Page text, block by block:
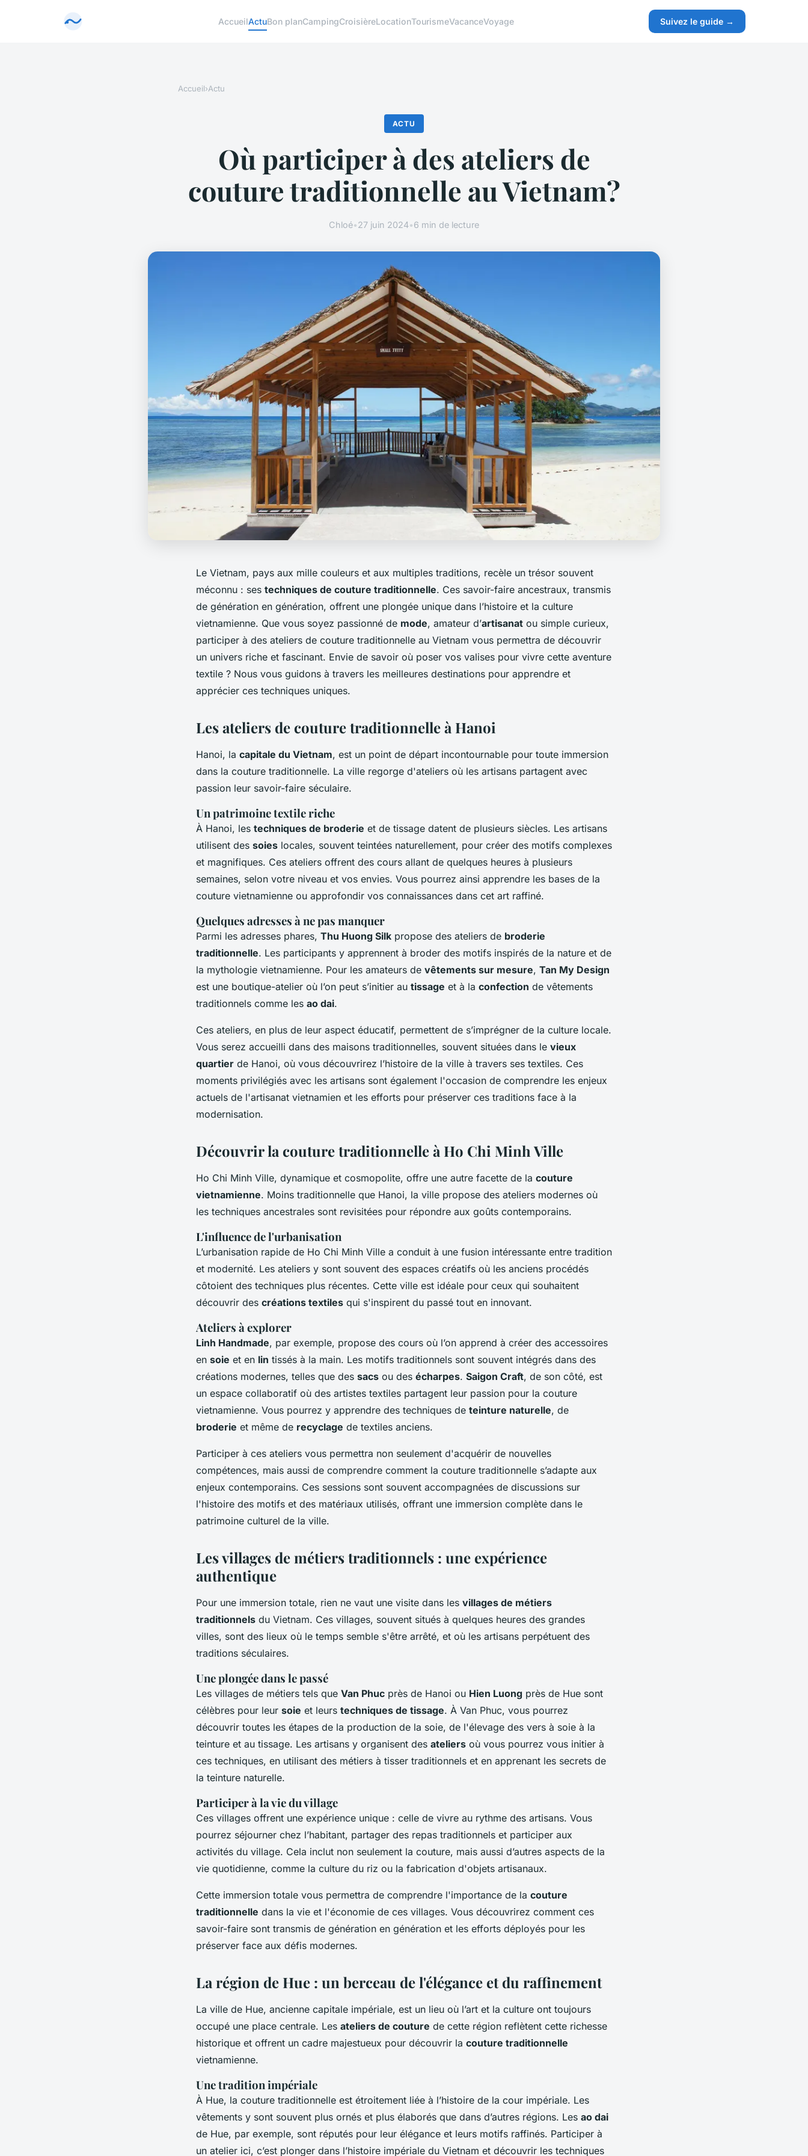
AccueilActuBon planCampingCroisièreLocationTourismeVacanceVoyage Suivez le guide →
Accueil›Actu
ACTU
Où participer à des ateliers de
couture traditionnelle au Vietnam?
Chloé•27 juin 2024•6 min de lecture
Le Vietnam, pays aux mille couleurs et aux multiples traditions, recèle un trésor souvent
méconnu : ses techniques de couture traditionnelle. Ces savoir-faire ancestraux, transmis
de génération en génération, offrent une plongée unique dans l’histoire et la culture
vietnamienne. Que vous soyez passionné de mode, amateur d’artisanat ou simple curieux,
participer à des ateliers de couture traditionnelle au Vietnam vous permettra de découvrir
un univers riche et fascinant. Envie de savoir où poser vos valises pour vivre cette aventure
textile ? Nous vous guidons à travers les meilleures destinations pour apprendre et
apprécier ces techniques uniques.
Les ateliers de couture traditionnelle à Hanoi
Hanoi, la capitale du Vietnam, est un point de départ incontournable pour toute immersion
dans la couture traditionnelle. La ville regorge d'ateliers où les artisans partagent avec
passion leur savoir-faire séculaire.
Un patrimoine textile riche
À Hanoi, les techniques de broderie et de tissage datent de plusieurs siècles. Les artisans
utilisent des soies locales, souvent teintées naturellement, pour créer des motifs complexes
et magnifiques. Ces ateliers offrent des cours allant de quelques heures à plusieurs
semaines, selon votre niveau et vos envies. Vous pourrez ainsi apprendre les bases de la
couture vietnamienne ou approfondir vos connaissances dans cet art raffiné.
Quelques adresses à ne pas manquer
Parmi les adresses phares, Thu Huong Silk propose des ateliers de broderie
traditionnelle. Les participants y apprennent à broder des motifs inspirés de la nature et de
la mythologie vietnamienne. Pour les amateurs de vêtements sur mesure, Tan My Design
est une boutique-atelier où l’on peut s’initier au tissage et à la confection de vêtements
traditionnels comme les ao dai.
Ces ateliers, en plus de leur aspect éducatif, permettent de s’imprégner de la culture locale.
Vous serez accueilli dans des maisons traditionnelles, souvent situées dans le vieux
quartier de Hanoi, où vous découvrirez l’histoire de la ville à travers ses textiles. Ces
moments privilégiés avec les artisans sont également l'occasion de comprendre les enjeux
actuels de l'artisanat vietnamien et les efforts pour préserver ces traditions face à la
modernisation.
Découvrir la couture traditionnelle à Ho Chi Minh Ville
Ho Chi Minh Ville, dynamique et cosmopolite, offre une autre facette de la couture
vietnamienne. Moins traditionnelle que Hanoi, la ville propose des ateliers modernes où
les techniques ancestrales sont revisitées pour répondre aux goûts contemporains.
L'influence de l'urbanisation
L’urbanisation rapide de Ho Chi Minh Ville a conduit à une fusion intéressante entre tradition
et modernité. Les ateliers y sont souvent des espaces créatifs où les anciens procédés
côtoient des techniques plus récentes. Cette ville est idéale pour ceux qui souhaitent
découvrir des créations textiles qui s'inspirent du passé tout en innovant.
Ateliers à explorer
Linh Handmade, par exemple, propose des cours où l’on apprend à créer des accessoires
en soie et en lin tissés à la main. Les motifs traditionnels sont souvent intégrés dans des
créations modernes, telles que des sacs ou des écharpes. Saigon Craft, de son côté, est
un espace collaboratif où des artistes textiles partagent leur passion pour la couture
vietnamienne. Vous pourrez y apprendre des techniques de teinture naturelle, de
broderie et même de recyclage de textiles anciens.
Participer à ces ateliers vous permettra non seulement d'acquérir de nouvelles
compétences, mais aussi de comprendre comment la couture traditionnelle s’adapte aux
enjeux contemporains. Ces sessions sont souvent accompagnées de discussions sur
l'histoire des motifs et des matériaux utilisés, offrant une immersion complète dans le
patrimoine culturel de la ville.
Les villages de métiers traditionnels : une expérience
authentique
Pour une immersion totale, rien ne vaut une visite dans les villages de métiers
traditionnels du Vietnam. Ces villages, souvent situés à quelques heures des grandes
villes, sont des lieux où le temps semble s'être arrêté, et où les artisans perpétuent des
traditions séculaires.
Une plongée dans le passé
Les villages de métiers tels que Van Phuc près de Hanoi ou Hien Luong près de Hue sont
célèbres pour leur soie et leurs techniques de tissage. À Van Phuc, vous pourrez
découvrir toutes les étapes de la production de la soie, de l'élevage des vers à soie à la
teinture et au tissage. Les artisans y organisent des ateliers où vous pourrez vous initier à
ces techniques, en utilisant des métiers à tisser traditionnels et en apprenant les secrets de
la teinture naturelle.
Participer à la vie du village
Ces villages offrent une expérience unique : celle de vivre au rythme des artisans. Vous
pourrez séjourner chez l’habitant, partager des repas traditionnels et participer aux
activités du village. Cela inclut non seulement la couture, mais aussi d’autres aspects de la
vie quotidienne, comme la culture du riz ou la fabrication d'objets artisanaux.
Cette immersion totale vous permettra de comprendre l'importance de la couture
traditionnelle dans la vie et l'économie de ces villages. Vous découvrirez comment ces
savoir-faire sont transmis de génération en génération et les efforts déployés pour les
préserver face aux défis modernes.
La région de Hue : un berceau de l'élégance et du raffinement
La ville de Hue, ancienne capitale impériale, est un lieu où l’art et la culture ont toujours
occupé une place centrale. Les ateliers de couture de cette région reflètent cette richesse
historique et offrent un cadre majestueux pour découvrir la couture traditionnelle
vietnamienne.
Une tradition impériale
À Hue, la couture traditionnelle est étroitement liée à l’histoire de la cour impériale. Les
vêtements y sont souvent plus ornés et plus élaborés que dans d’autres régions. Les ao dai
de Hue, par exemple, sont réputés pour leur élégance et leurs motifs raffinés. Participer à
un atelier ici, c’est plonger dans l’histoire impériale du Vietnam et découvrir les techniques